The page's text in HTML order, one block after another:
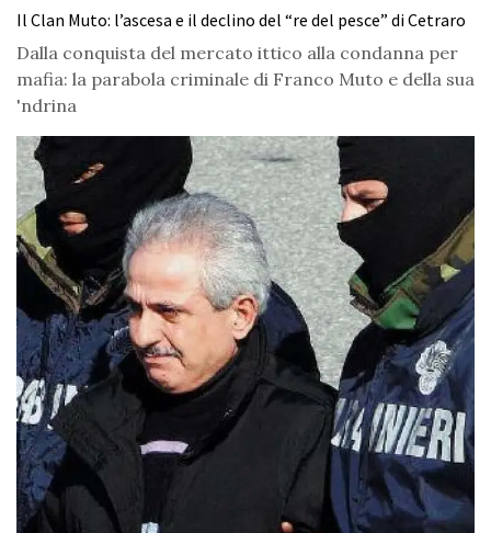
Il Clan Muto: l’ascesa e il declino del “re del pesce” di Cetraro
Dalla conquista del mercato ittico alla condanna per
mafia: la parabola criminale di Franco Muto e della sua
'ndrina